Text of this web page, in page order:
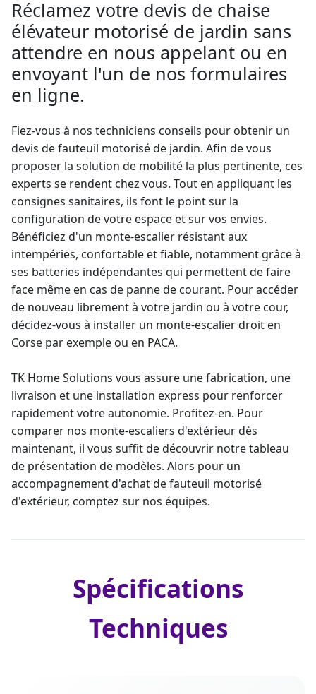
Réclamez votre devis de chaise
élévateur motorisé de jardin sans
attendre en nous appelant ou en
envoyant l'un de nos formulaires
en ligne.
Fiez-vous à nos techniciens conseils pour obtenir un
devis de fauteuil motorisé de jardin. Afin de vous
proposer la solution de mobilité la plus pertinente, ces
experts se rendent chez vous. Tout en appliquant les
consignes sanitaires, ils font le point sur la
configuration de votre espace et sur vos envies.
Bénéficiez d'un monte-escalier résistant aux
intempéries, confortable et fiable, notamment grâce à
ses batteries indépendantes qui permettent de faire
face même en cas de panne de courant. Pour accéder
de nouveau librement à votre jardin ou à votre cour,
décidez-vous à installer un monte-escalier droit en
Corse par exemple ou en PACA.
TK Home Solutions vous assure une fabrication, une
livraison et une installation express pour renforcer
rapidement votre autonomie. Profitez-en. Pour
comparer nos monte-escaliers d'extérieur dès
maintenant, il vous suffit de découvrir notre tableau
de présentation de modèles. Alors pour un
accompagnement d'achat de fauteuil motorisé
d'extérieur, comptez sur nos équipes.
Spécifications
Techniques